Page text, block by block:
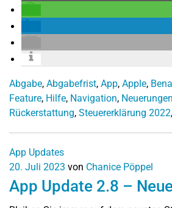
Abgabe, Abgabefrist, App, Apple,
Feature, Hilfe, Navigation, Neuerungen
Rückerstattung, Steuererklärung 2022,
App Updates
20. Juli 2023 von Chanice Pöppel
App Update 2.8 –